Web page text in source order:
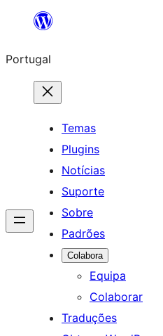
Saltar
o
conteúdo
Portugal
Temas
Plugins
Notícias
Suporte
Sobre
Padrões
Colabora
Equipa
Colaborar
Traduções